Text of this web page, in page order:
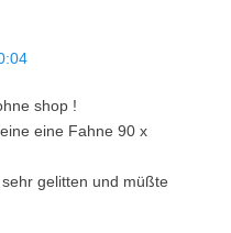
shop !
eine Fahne 90 x
gelitten und müßte